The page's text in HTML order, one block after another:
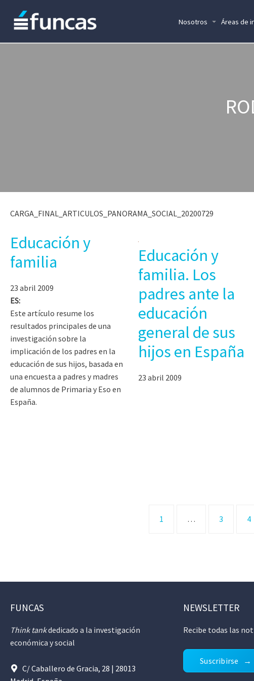
Nosotros Áreas de
CARGA_FINAL_ARTICULOS_PANORAMA_SOCIAL_20200729
Educación y
familia
23 abril 2009
ES:
Este artículo resume los
resultados principales de una
investigación sobre la
implicación de los padres en la
educación de sus hijos, basada en
una encuesta a padres y madres
de alumnos de Primaria y Eso en
España.
Educación y
familia. Los
padres ante la
educación
general de sus
hijos en España
23 abril 2009
1 … 3 4
FUNCAS
Think tankdedicado a la investigación
económica y social
C/ Caballero de Gracia, 28 | 28013
NEWSLETTER
Recibe todas las
Suscribirse